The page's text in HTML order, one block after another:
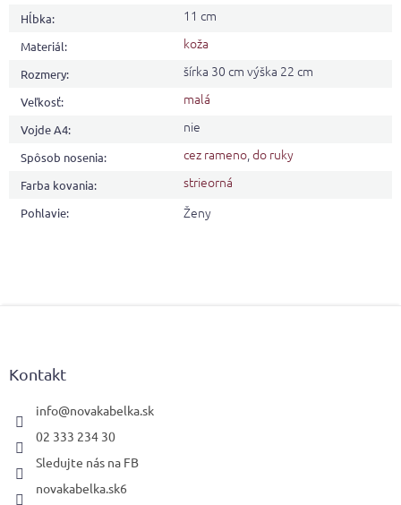
Hĺbka: 11 cm
Materiál: koža
Rozmery: šírka 30 cm výška 22 cm
Veľkosť: malá
Vojde A4: nie
Spôsob nosenia: cez rameno,do ruky
Farba kovania: strieorná
Pohlavie: Ženy
Kontakt
info@novakabelka.sk
02 333 234 30
Sledujte nás na FB
novakabelka.sk6